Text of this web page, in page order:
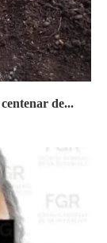
de...